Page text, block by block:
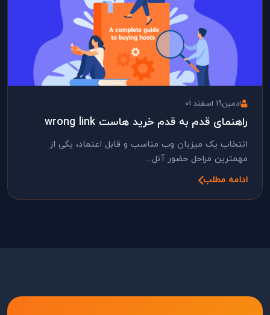
ادمین19 اسفند 01
راهنمای قدم به قدم خرید هاست wrong link
انتخاب یک میزبان وب مناسب و قابل اعتماد، یکی از
مهمترین مراحل حضور آنل...
ادامه مطلب